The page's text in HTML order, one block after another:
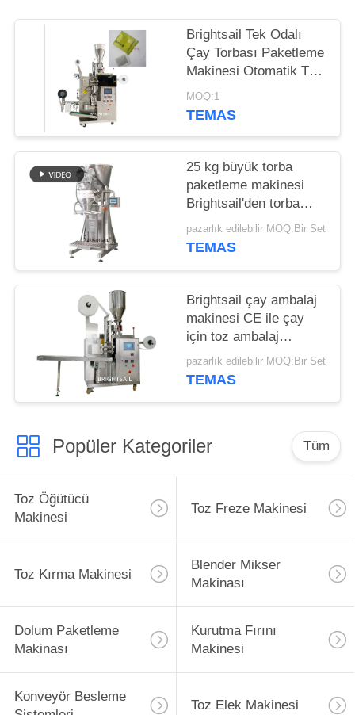
POLICY
Brightsail Tek Odalı
Çay Torbası Paketleme
Makinesi Otomatik Toz
Paketleme Makinesi
MOQ:1
TEMAS
25 kg büyük torba
paketleme makinesi
Brightsail'den torba
yapmak için baharat
tozu paketleme
pazarlık edilebilir MOQ:Bir Set
TEMAS
Brightsail çay ambalaj
makinesi CE ile çay
için toz ambalaj
makinesi
pazarlık edilebilir MOQ:Bir Set
TEMAS
Popüler Kategoriler Tüm
Toz Öğütücü
Makinesi
Toz Freze Makinesi
Toz Kırma Makinesi
Blender Mikser
Makinası
Dolum Paketleme
Makinası
Kurutma Fırını
Makinesi
Konveyör Besleme
Toz Elek Makinesi